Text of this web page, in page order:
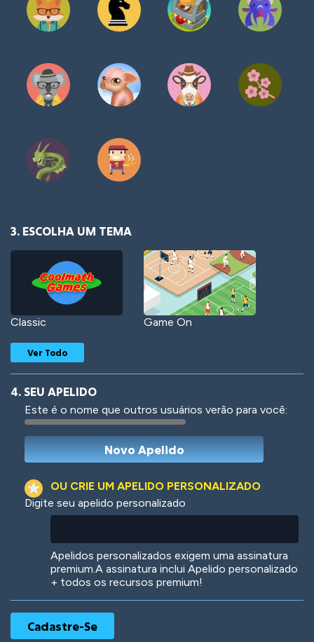
3. ESCOLHA UM TEMA
Classic Game On
Woof Jungle Cats
Ver Todo
4. SEU APELIDO
Este é o nome que outros usuários verão para você:
OU CRIE UM APELIDO PERSONALIZADO
Digite seu apelido personalizado
Apelidos personalizados exigem uma assinatura
premium.A assinatura inclui Apelido personalizado
+ todos os recursos premium!